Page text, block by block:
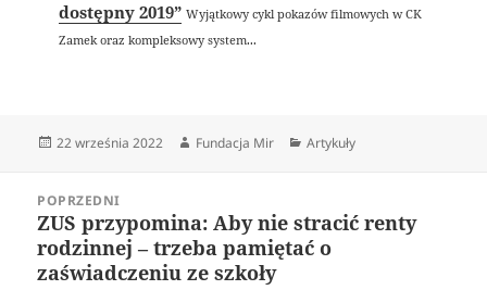
dostępny 2019” Wyjątkowy cykl pokazów filmowych w CK
Zamek oraz kompleksowy system...
Data
22 września 2022 Autor
Fundacja Mir Kategorie
Artykuły
wpisuPOPRZEDNI
Poprzedni
wpis:
ZUS przypomina: Aby nie stracić renty
rodzinnej – trzeba pamiętać o
zaświadczeniu ze szkoły